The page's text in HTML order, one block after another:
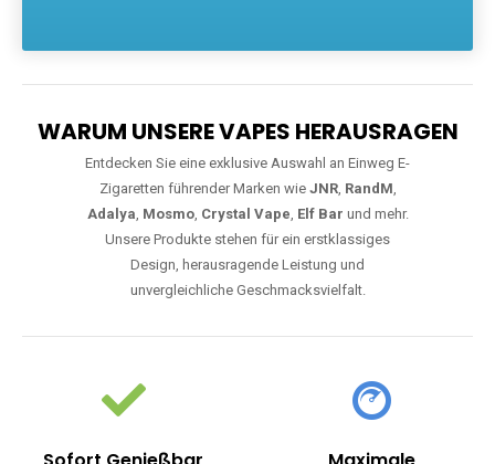
WARUM UNSERE VAPES HERAUSRAGEN
Entdecken Sie eine exklusive Auswahl an Einweg E-
Zigaretten führender Marken wie JNR, RandM,
Adalya, Mosmo, Crystal Vape, Elf Bar und mehr.
Unsere Produkte stehen für ein erstklassiges
Design, herausragende Leistung und
unvergleichliche Geschmacksvielfalt.